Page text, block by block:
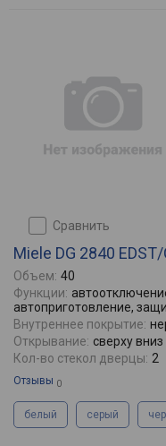
сравнить
Miele DG 2840
Объем: 40
Функции:
автоприготовление,
Внутреннее покрытие:
Открывание: сверху вниз
Кол-во стекол дверцы: 2
Отзывы 0
белый серый